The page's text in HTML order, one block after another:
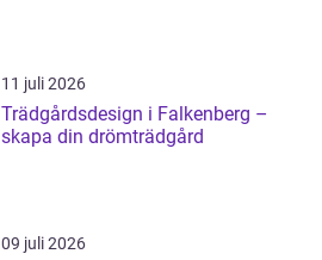
11 juli 2026
Trädgårdsdesign i Falkenberg –
skapa din drömträdgård
09 juli 2026